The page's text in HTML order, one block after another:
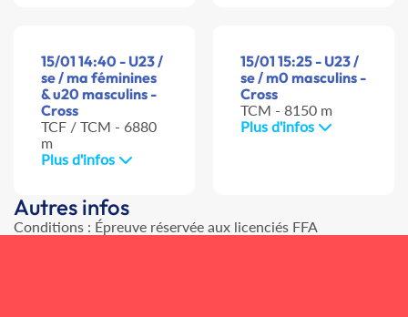
15/01 14:40 - U23 /
se / ma féminines
& u20 masculins -
Cross
TCF / TCM - 6880
m
Plus d'infos
15/01 15:25 - U23 /
se / m0 masculins -
Cross
TCM - 8150 m
Plus d'infos
Autres infos
Conditions : Épreuve réservée aux licenciés FFA